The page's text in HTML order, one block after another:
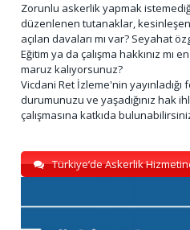
Zorunlu askerlik yapmak
düzenlenen tutanaklar,
açılan davaları mı var? Seyahat
Eğitim ya da çalışma hakkınız mı
maruz kalıyorsunuz?
Vicdani Ret İzleme'nin
durumunuzu ve yaşadığınız hak
çalışmasına katkıda
Türkiye’de Askerlik